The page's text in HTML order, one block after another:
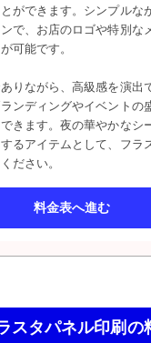
ができます。シンプルな
で、お店のロゴや特別な
可能です。
りながら、高級感を演出
ンディングやイベントの
きます。夜の華やかなシ
るアイテムとして、フラ
ださい。
料金表へ進む
スタパネル印刷の